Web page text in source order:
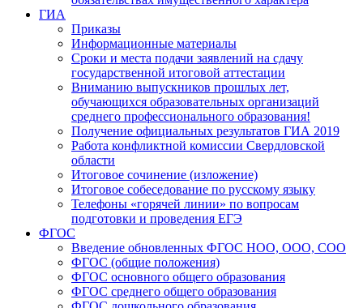
ГИА
Приказы
Информационные материалы
Сроки и места подачи заявлений на сдачу
государственной итоговой аттестации
Вниманию выпускников прошлых лет,
обучающихся образовательных организаций
среднего профессионального образования!
Получение официальных результатов ГИА 2019
Работа конфликтной комиссии Свердловской
области
Итоговое сочинение (изложение)
Итоговое собеседование по русскому языку
Телефоны «горячей линии» по вопросам
подготовки и проведения ЕГЭ
ФГОС
Введение обновленных ФГОС НОО, ООО, СОО
ФГОС (общие положения)
ФГОС основного общего образования
ФГОС среднего общего образования